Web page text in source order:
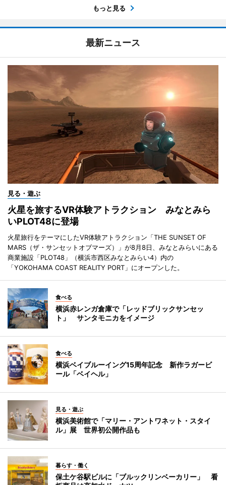
もっと見る
最新ニュース
見る・遊ぶ
火星を旅するVR体験アトラクション みなとみら
いPLOT48に登場
火星旅行をテーマにしたVR体験アトラクション「THE SUNSET OF
MARS（ザ・サンセットオブマーズ）」が8月8日、みなとみらいにある
商業施設「PLOT48」（横浜市西区みなとみらい4）内の
「YOKOHAMA COAST REALITY PORT」にオープンした。
食べる
横浜赤レンガ倉庫で「レッドブリックサンセッ
ト」 サンタモニカをイメージ
食べる
横浜ベイブルーイング15周年記念 新作ラガービ
ール「ベイヘル」
見る・遊ぶ
横浜美術館で「マリー・アントワネット・スタイ
ル」展 世界初公開作品も
暮らす・働く
保土ケ谷駅ビルに「ブルックリンベーカリー」 看